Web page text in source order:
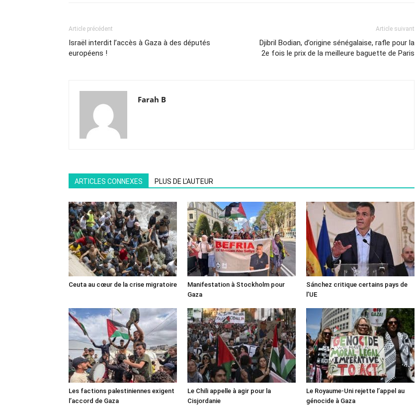
Article précédent
Israël interdit l’accès à Gaza à des députés
européens !
Article suivant
Djibril Bodian, d’origine sénégalaise, rafle pour la
2e fois le prix de la meilleure baguette de Paris
Farah B
ARTICLES CONNEXES PLUS DE L'AUTEUR
Ceuta au cœur de la crise migratoire
Manifestation à Stockholm pour
Gaza
Sánchez critique certains pays de
l’UE
Les factions palestiniennes exigent
l’accord de Gaza
Le Chili appelle à agir pour la
Cisjordanie
Le Royaume-Uni rejette l’appel au
génocide à Gaza